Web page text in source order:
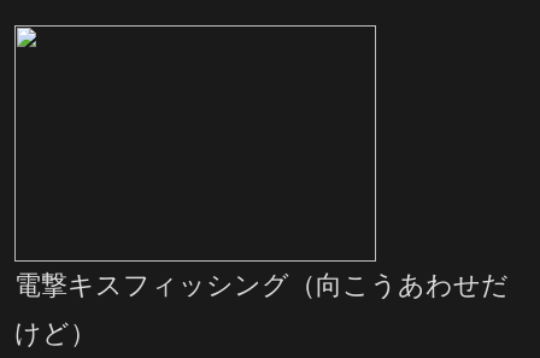
電撃キスフィッシング（向こうあわせだ
けど）